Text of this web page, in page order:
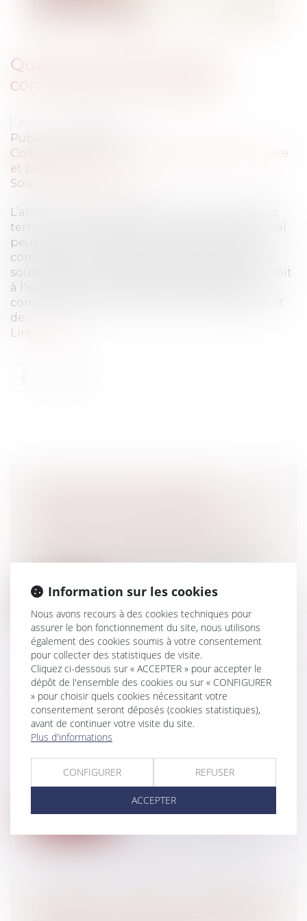
Quid de la présidence des
commissions municipales ?
Publié le :
Collectivités
Responsabilité civile
et pénale de l'élu
Source :
L’article L. 2121-22 code général des collectivités
territoriales, dispose que : « Le conseil municipal
peut former, au cours de chaque séance, des
commissions chargées d'étudier les questions
soumises au conseil soit par l'administration, soit
à l'initiative d'un de ses membres. Elles sont
convoquées par le maire, qui en est le président
de...
Lire la suite
Lire la suite
OBTENIR UNE EXPERTISE JUDICIAIRE
GRAPHOLOGIQUE AFIN DE VÉRIFIER
L’AUTHENTICITÉ D’UN TESTAMENT
OLOGRAPHE
Particuliers/Famille/Successions
C’est ce que vient d’obtenir avec succès le
cabinet dans un dossier de succes...
Lire la suite
Information sur les cookies
Nous avons recours à des cookies techniques pour
assurer le bon fonctionnement du site, nous utilisons
également des cookies soumis à votre consentement
pour collecter des statistiques de visite.
Cliquez ci-dessous sur « ACCEPTER » pour accepter le
dépôt de l'ensemble des cookies ou sur « CONFIGURER
» pour choisir quels cookies nécessitant votre
consentement seront déposés (cookies statistiques),
avant de continuer votre visite du site.
Plus d'informations
CONFIGURER REFUSER
ACCEPTER